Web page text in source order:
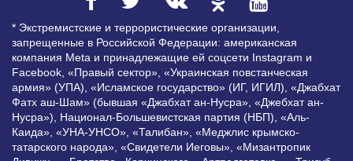
* Экстремистские и террористические организации,
запрещенные в Российской Федерации: американская
компания Meta и принадлежащие ей соцсети Instagram и
Facebook, «Правый сектор», «Украинская повстанческая
армия» (УПА), «Исламское государство» (ИГ, ИГИЛ), «Джабхат
Фатх аш-Шам» (бывшая «Джабхат ан-Нусра», «Джебхат ан-
Нусра»), Национал-Большевистская партия (НБП), «Аль-
Каида», «УНА-УНСО», «Талибан», «Меджлис крымско-
татарского народа», «Свидетели Иеговы», «Мизантропик